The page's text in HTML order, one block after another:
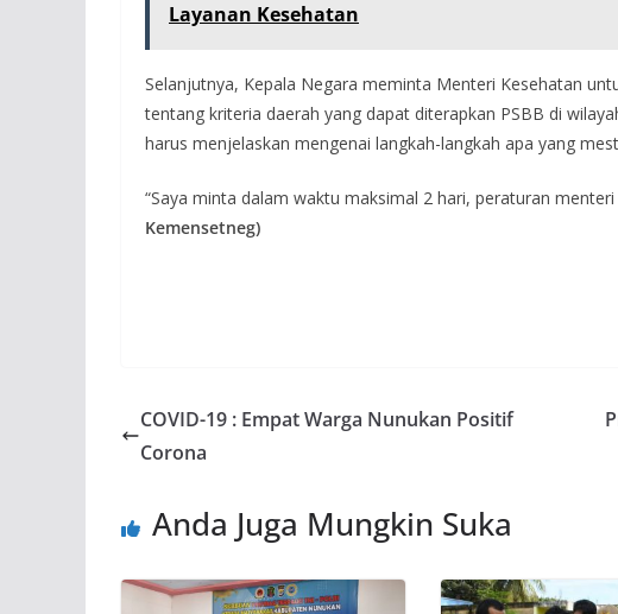
Layanan Kesehatan
Selanjutnya, Kepala Negara meminta Menteri Kesehatan
tentang kriteria daerah yang dapat diterapkan PSBB di
harus menjelaskan mengenai langkah-langkah apa yang
“Saya minta dalam waktu maksimal 2 hari, peraturan
Kemensetneg)
COVID-19 : Empat Warga Nunukan Positif
Corona
Anda Juga Mungkin Suka